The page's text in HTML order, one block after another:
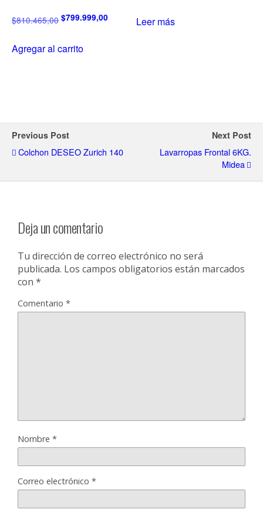
$810.465,00 $799.999,00
Agregar al carrito
Leer más
Previous Post
Colchon DESEO Zurich 140
Next Post
Lavarropas Frontal 6KG.
Midea
Deja un comentario
Tu dirección de correo electrónico no será
publicada. Los campos obligatorios están marcados
con *
Comentario *
Nombre *
Correo electrónico *